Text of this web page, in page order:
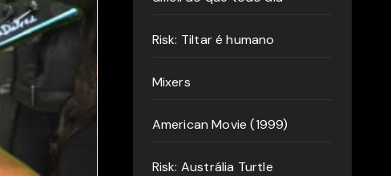
Risk: Tiltar é humano
Mixers
American Movie (1999)
Risk: Austrália Turtle